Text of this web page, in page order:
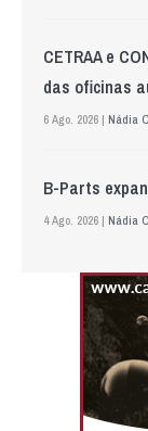
CETRAA e
das oficinas
6 Ago. 2026 | Nádia
B-Parts
4 Ago. 2026 | Nádia